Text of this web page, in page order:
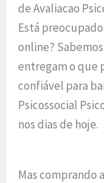
de Avaliacao
Está
online?
entregam o que
confiável para
Psicossocial
nos dias de hoje.
Mas comprando